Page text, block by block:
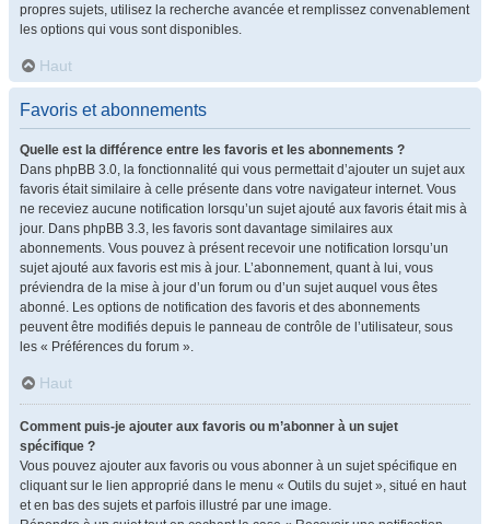
propres sujets, utilisez la recherche avancée et remplissez convenablement
les options qui vous sont disponibles.
Haut
Favoris et abonnements
Quelle est la différence entre les favoris et les abonnements ?
Dans phpBB 3.0, la fonctionnalité qui vous permettait d’ajouter un sujet aux
favoris était similaire à celle présente dans votre navigateur internet. Vous
ne receviez aucune notification lorsqu’un sujet ajouté aux favoris était mis à
jour. Dans phpBB 3.3, les favoris sont davantage similaires aux
abonnements. Vous pouvez à présent recevoir une notification lorsqu’un
sujet ajouté aux favoris est mis à jour. L’abonnement, quant à lui, vous
préviendra de la mise à jour d’un forum ou d’un sujet auquel vous êtes
abonné. Les options de notification des favoris et des abonnements
peuvent être modifiés depuis le panneau de contrôle de l’utilisateur, sous
les « Préférences du forum ».
Haut
Comment puis-je ajouter aux favoris ou m’abonner à un sujet
spécifique ?
Vous pouvez ajouter aux favoris ou vous abonner à un sujet spécifique en
cliquant sur le lien approprié dans le menu « Outils du sujet », situé en haut
et en bas des sujets et parfois illustré par une image.